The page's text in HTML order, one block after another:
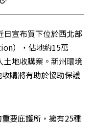
日宣布買下位於西北部
），佔地約15萬
土地收購案。新州環境
購將有助於協助保護
要庇護所，擁有25種